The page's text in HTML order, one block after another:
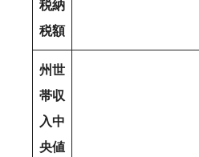
税納
税額
州世
帯収
入中
央値